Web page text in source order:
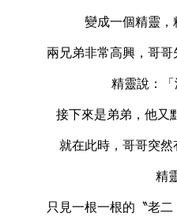
變成一個精靈，
兩兄弟非常高興，哥哥
精靈說：「
接下來是弟弟，他又
就在此時，哥哥突然
精
只見一根一根的〝老